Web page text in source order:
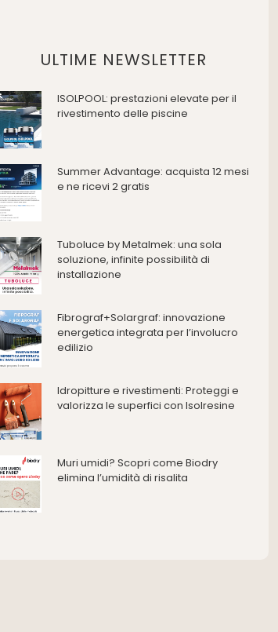
Termostati
Accessori
Antincendio e sicurezza
Attrezzature manuali
Cappe d'aspirazione
Consolidamento
Deumidificazione
Domotica e impianti elettrici
Energie rinnovabili
Impermeabilizzazione
Impianti idrici e depurazione
Impianti termici e climatizzazione
Isolamento
Materiali da costruzione
Pannelli
Pareti Interne
Reti di adduzione gas
ULTIME NEWSLETTER
ISOLPOOL: prestazioni elevate per il
rivestimento delle piscine
Summer Advantage: acquista 12 mesi
e ne ricevi 2 gratis
Tuboluce by Metalmek: una sola
soluzione, infinite possibilità di
installazione
Fibrograf+Solargraf: innovazione
energetica integrata per l’involucro
edilizio
Idropitture e rivestimenti: Proteggi e
valorizza le superfici con Isolresine
Muri umidi? Scopri come Biodry
elimina l’umidità di risalita